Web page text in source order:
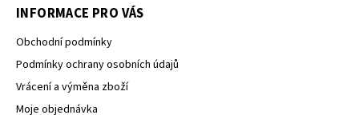
INFORMACE PRO VÁS
Obchodní podmínky
Podmínky ochrany osobních údajů
Vrácení a výměna zboží
Moje objednávka